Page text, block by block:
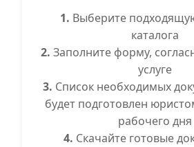
1. Выберите
каталога
2. Заполните форму,
услуге
3. Список необходимых
будет подготовлен
рабочего дня
4. Скачайте готовые